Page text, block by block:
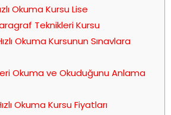
Okuma Kursu Lise
Teknikleri Kursu
Okuma Kursunun Sınavlara
Okuma ve Okuduğunu Anlama
Okuma Kursu Fiyatları